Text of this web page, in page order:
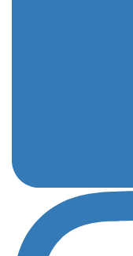
Gold
di